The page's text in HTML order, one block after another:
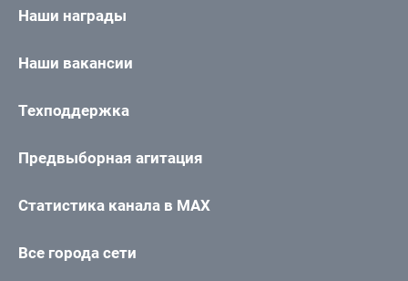
Наши награды
Наши вакансии
Техподдержка
Предвыборная агитация
Статистика канала в MAX
Все города сети